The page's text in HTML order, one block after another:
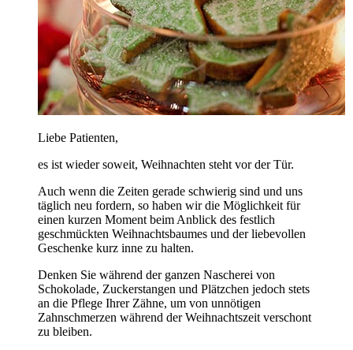
Liebe Patienten,
es ist wieder soweit, Weihnachten steht vor der Tür.
Auch wenn die Zeiten gerade schwierig sind und uns
täglich neu fordern, so haben wir die Möglichkeit für
einen kurzen Moment beim Anblick des festlich
geschmückten Weihnachtsbaumes und der liebevollen
Geschenke kurz inne zu halten.
Denken Sie während der ganzen Nascherei von
Schokolade, Zuckerstangen und Plätzchen jedoch stets
an die Pflege Ihrer Zähne, um von unnötigen
Zahnschmerzen während der Weihnachtszeit verschont
zu bleiben.